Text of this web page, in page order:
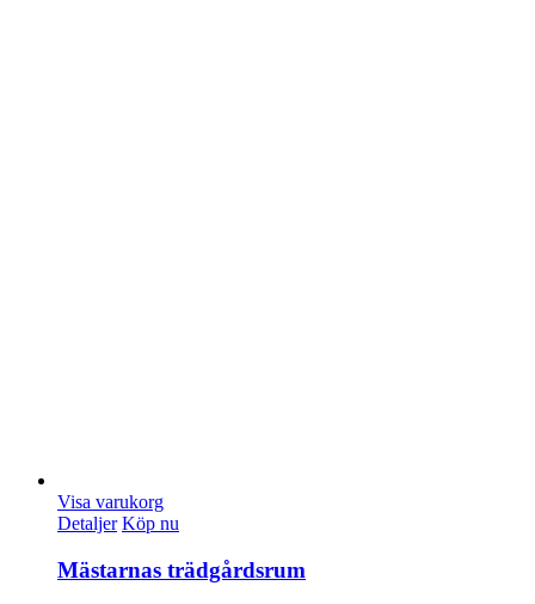
Visa varukorg
Detaljer Köp nu
Mästarnas trädgårdsrum